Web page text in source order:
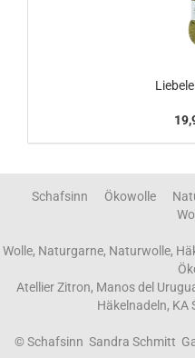
Schafsinn Ökowolle
Wolle, Naturgarne, Naturwolle,
Atellier Zitron, Manos del
Häkelnadeln, KA
© Schafsinn Sandra Schmitt